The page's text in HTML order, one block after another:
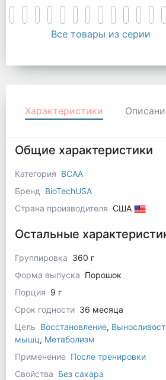
Все товары из серии
Характеристики
Общие характеристики
Категория BCAA
Бренд
BioTechUSA
Страна производителя США
Остальные
Группировка 360 г
Форма выпуска Порошок
Порция 9 г
Срок годности 36 месяца
Цель Восстановление,
мышц, Метаболизм
Применение После тренировки
Свойства Без сахара